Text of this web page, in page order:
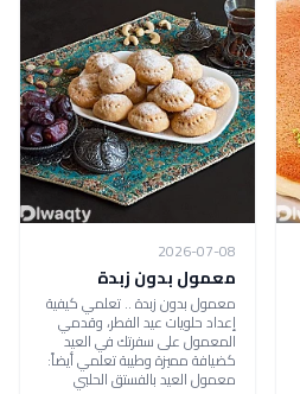
2026-07-08
معمول بدون زبدة
معمول بدون زبدة .. تعلمي كيفية
إعداد حلويات عيد الفطر، وقدمي
المعمول على سفرتك في العيد
كضيافة مميزة وطيبة تعلمي أيضاً:
معمول العيد بالفستق الحلبي